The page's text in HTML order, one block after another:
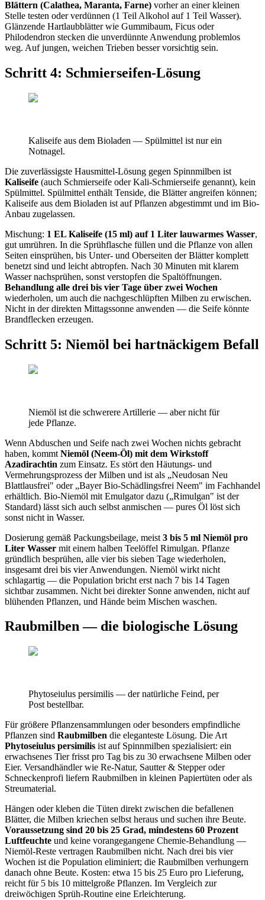
Blättern (Calathea, Maranta, Farne) vorher an einer kleinen
Stelle testen oder verdünnen (1 Teil Alkohol auf 1 Teil Wasser).
Glänzende Hartlaubblätter wie Gummibaum, Ficus oder
Philodendron stecken die unverdünnte Anwendung problemlos
weg. Auf jungen, weichen Trieben besser vorsichtig sein.
Schritt 4: Schmierseifen-Lösung
Kaliseife aus dem Bioladen — Spülmittel ist nur ein
Notnagel.
Die zuverlässigste Hausmittel-Lösung gegen Spinnmilben ist
Kaliseife (auch Schmierseife oder Kali-Schmierseife genannt), kein
Spülmittel. Spülmittel enthält Tenside, die Blätter angreifen können;
Kaliseife aus dem Bioladen ist auf Pflanzen abgestimmt und im Bio-
Anbau zugelassen.
Mischung: 1 EL Kaliseife (15 ml) auf 1 Liter lauwarmes Wasser,
gut umrühren. In die Sprühflasche füllen und die Pflanze von allen
Seiten einsprühen, bis Unter- und Oberseiten der Blätter komplett
benetzt sind und leicht abtropfen. Nach 30 Minuten mit klarem
Wasser nachsprühen, sonst verstopfen die Spaltöffnungen.
Behandlung alle drei bis vier Tage über zwei Wochen
wiederholen, um auch die nachgeschlüpften Milben zu erwischen.
Nicht in der direkten Mittagssonne anwenden — die Seife könnte
Brandflecken erzeugen.
Schritt 5: Niemöl bei hartnäckigem Befall
Niemöl ist die schwerere Artillerie — aber nicht für
jede Pflanze.
Wenn Abduschen und Seife nach zwei Wochen nichts gebracht
haben, kommt Niemöl (Neem-Öl) mit dem Wirkstoff
Azadirachtin zum Einsatz. Es stört den Häutungs- und
Vermehrungsprozess der Milben und ist als „Neudosan Neu
Blattlausfrei" oder „Bayer Bio-Schädlingsfrei Neem" im Fachhandel
erhältlich. Bio-Niemöl mit Emulgator dazu („Rimulgan" ist der
Standard) lässt sich auch selbst anmischen — pures Öl löst sich
sonst nicht in Wasser.
Dosierung gemäß Packungsbeilage, meist 3 bis 5 ml Niemöl pro
Liter Wasser mit einem halben Teelöffel Rimulgan. Pflanze
gründlich besprühen, alle vier bis sieben Tage wiederholen,
insgesamt drei bis vier Anwendungen. Niemöl wirkt nicht
schlagartig — die Population bricht erst nach 7 bis 14 Tagen
sichtbar zusammen. Nicht bei direkter Sonne anwenden, nicht auf
blühenden Pflanzen, und Hände beim Mischen waschen.
Raubmilben — die biologische Lösung
Phytoseiulus persimilis — der natürliche Feind, per
Post bestellbar.
Für größere Pflanzensammlungen oder besonders empfindliche
Pflanzen sind Raubmilben die eleganteste Lösung. Die Art
Phytoseiulus persimilis ist auf Spinnmilben spezialisiert: ein
erwachsenes Tier frisst pro Tag bis zu 30 erwachsene Milben oder
Eier. Versandhändler wie Re-Natur, Sautter & Stepper oder
Schneckenprofi liefern Raubmilben in kleinen Papiertüten oder als
Streumaterial.
Hängen oder kleben die Tüten direkt zwischen die befallenen
Blätter, die Milben kriechen selbst heraus und suchen ihre Beute.
Voraussetzung sind 20 bis 25 Grad, mindestens 60 Prozent
Luftfeuchte und keine vorangegangene Chemie-Behandlung —
Niemöl-Reste vertragen Raubmilben nicht. Nach drei bis vier
Wochen ist die Population eliminiert; die Raubmilben verhungern
danach ohne Beute. Kosten: etwa 15 bis 25 Euro pro Lieferung,
reicht für 5 bis 10 mittelgroße Pflanzen. Im Vergleich zur
dreiwöchigen Sprüh-Routine eine Erleichterung.